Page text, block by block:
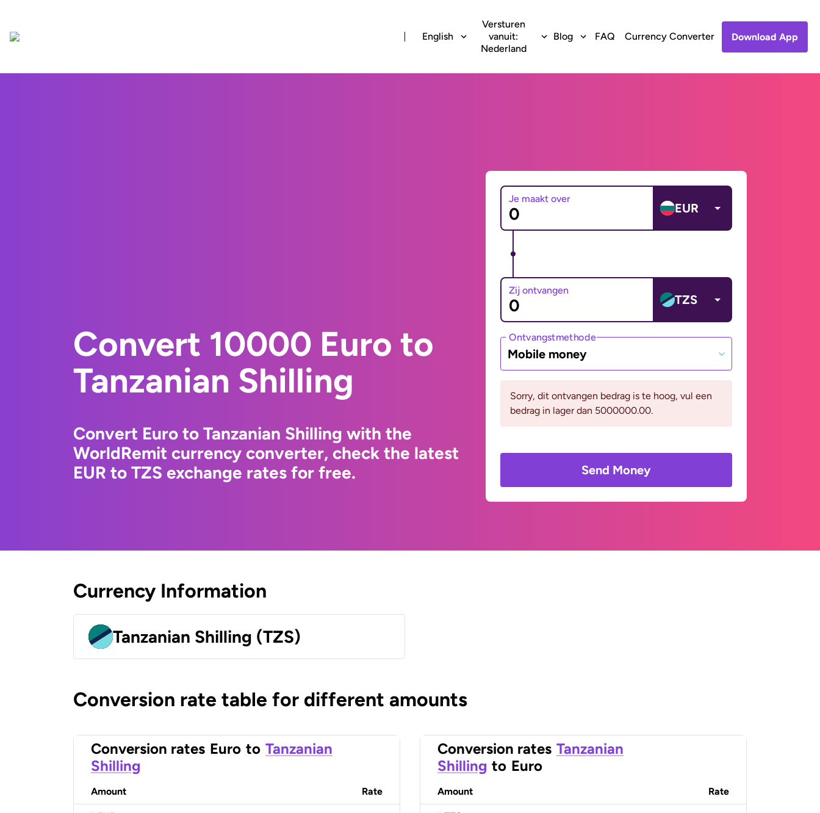
English
Versturen
vanuit:
Nederland
Blog FAQ Currency Converter Download App
Convert 10000 Euro to
Tanzanian Shilling
Convert Euro to Tanzanian Shilling with the
WorldRemit currency converter, check the latest
EUR to TZS exchange rates for free.
Je maakt over
EUR
Zij ontvangen
TZS
Ontvangstmethode
Mobile money
Sorry, dit ontvangen bedrag is te hoog, vul een
bedrag in lager dan 5000000.00.
Send Money
Currency Information
Tanzanian Shilling (TZS)
Conversion rate table for different amounts
Conversion rates Euro to Tanzanian
Shilling
Amount Rate
Conversion rates Tanzanian
Shilling to Euro
Amount Rate